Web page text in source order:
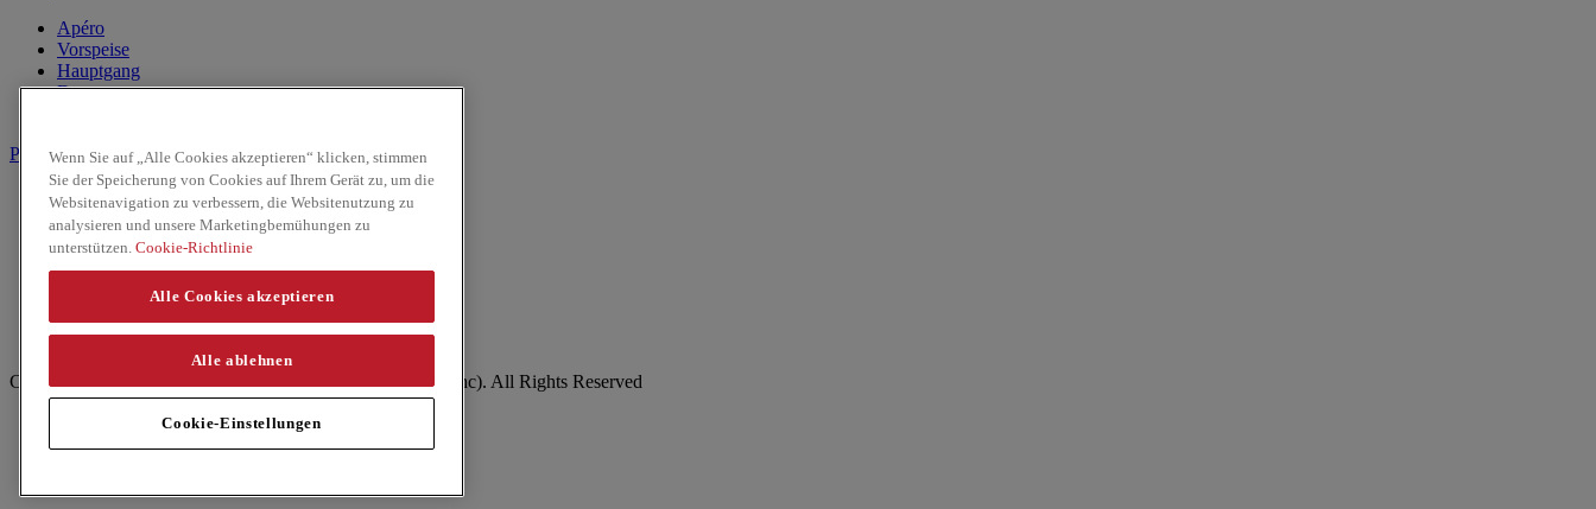
Apéro
Vorspeise
Hauptgang
Dessert
Produkte
Kokosnussmilch
Pasten
Reis & Nudeln
Kochsaucen
Facebook
Youtube
Copyright © 2026 ThaiKitchen (McCormick & Company, Inc). All Rights Reserved
Datenschutzrichtlinie
Wenn Sie auf „Alle Cookies akzeptieren“ klicken, stimmen
Sie der Speicherung von Cookies auf Ihrem Gerät zu, um die
Websitenavigation zu verbessern, die Websitenutzung zu
analysieren und unsere Marketingbemühungen zu
unterstützen. Cookie-Richtlinie
Alle Cookies akzeptieren
Alle ablehnen
Cookie-Einstellungen